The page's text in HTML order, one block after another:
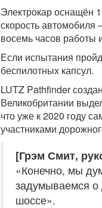
Электрокар оснащён
скорость автомобиля
восемь часов работы
Если испытания
беспилотных капсул.
LUTZ Pathfinder
Великобритании
что уже к 2020 году
участниками
[Грэм Смит,
«Конечно, мы
задумываемся о
шоссе».